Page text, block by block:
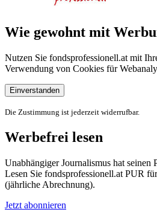
Wie gewohnt mit
Nutzen Sie fondsprofessionell.at mit
Verwendung von Cookies für
Einverstanden
Die Zustimmung ist jederzeit widerrufbar.
Werbefrei lesen
Unabhängiger Journalismus hat seinen
Lesen Sie fondsprofessionell.at PUR
(jährliche Abrechnung).
Jetzt abonnieren